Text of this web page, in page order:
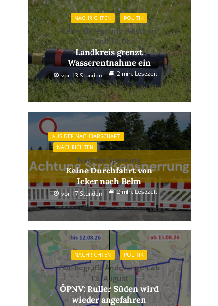
NACHRICHTEN POLITIK
Keine Beregnung zwischen
12 und 18 Uhr
Landkreis grenzt
Wasserentnahme ein
vor 13 Stunden 2 min. Lesezeit
AUS DER NACHBARSCHAFT
NACHRICHTEN
Nächste Sperrung
Keine Durchfahrt von
Icker nach Belm
vor 17 Stunden 2 min. Lesezeit
NACHRICHTEN POLITIK
FDP begrüßt Änderungen ab
13. August
ÖPNV: Ruller Süden wird
wieder angefahren